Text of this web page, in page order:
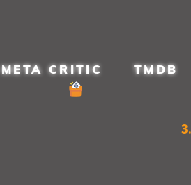
META CRITIC TMDB